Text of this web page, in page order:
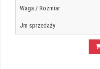
Waga / Rozmiar
Jm sprzedaży